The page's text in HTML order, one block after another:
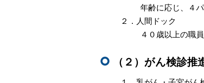
年齢に応じ、４
２．人間ドック
４０歳以上の職
（２）がん検診推